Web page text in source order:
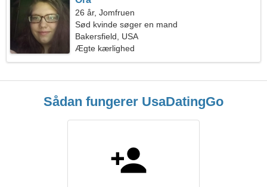
26 år, Jomfruen
Sød kvinde søger en mand
Bakersfield, USA
Ægte kærlighed
Sådan fungerer UsaDatingGo